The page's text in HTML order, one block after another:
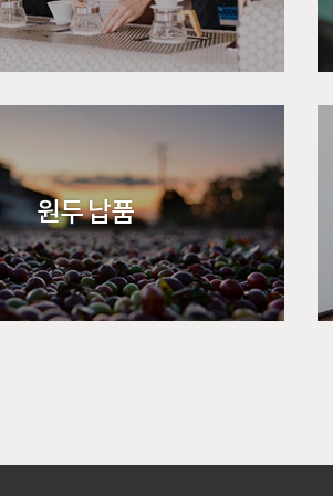
원두 납품